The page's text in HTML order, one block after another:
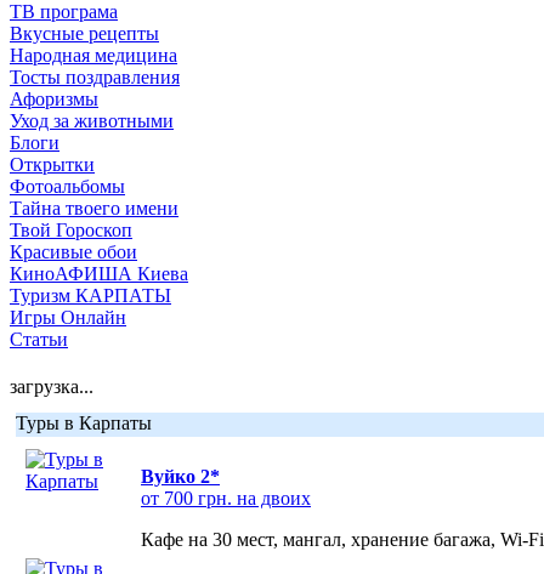
ТВ програма
Вкусные рецепты
Народная медицина
Тосты поздравления
Афоризмы
Уход за животными
Блоги
Открытки
Фотоальбомы
Тайна твоего имени
Твой Гороскоп
Красивые обои
КиноАФИША Киева
Туризм КАРПАТЫ
Игры Онлайн
Статьи
загрузка...
Туры в Карпаты
Вуйко 2*
от 700 грн. на двоих
Кафе на 30 мест, мангал, хранение багажа, Wi-